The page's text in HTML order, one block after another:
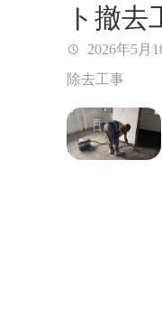
ト撤去
2026年5月
除去工事